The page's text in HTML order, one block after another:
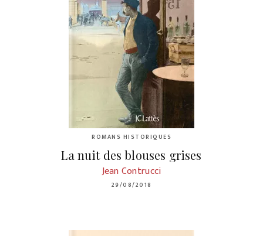
ROMANS HISTORIQUES
La nuit des blouses grises
Jean Contrucci
29/08/2018